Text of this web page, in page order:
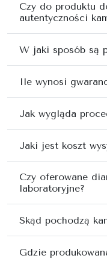
Czy do produktu
autentyczności
W jaki sposób są
Ile wynosi
Jak wygląda
Jaki jest koszt
Czy oferowane
laboratoryjne?
Skąd pochodzą
Gdzie